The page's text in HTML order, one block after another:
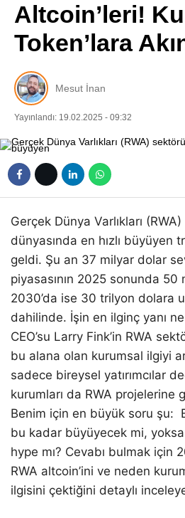
Altcoin’leri!
Token’lara
Mesut İnan
Yayınlandı: 19.02.2025 - 09:32
Gerçek Dünya Varlıkları
dünyasında en hızlı büyüyen
geldi. Şu an 37 milyar dolar
piyasasının 2025 sonunda 50
2030’da ise 30 trilyon dolara
dahilinde. İşin en ilginç yanı
CEO’su Larry Fink’in RWA
bu alana olan kurumsal ilgiyi
sadece bireysel yatırımcılar
kurumları da RWA projelerine
Benim için en büyük soru şu:
bu kadar büyüyecek mi,
hype mı? Cevabı bulmak için
RWA altcoin’ini ve neden
ilgisini çektiğini detaylı